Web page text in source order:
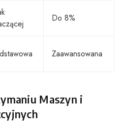
Do 8%
Zaawansowana
Maszyn i